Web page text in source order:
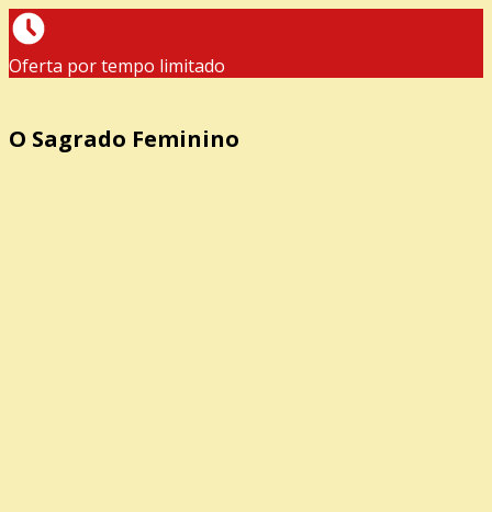
Oferta por tempo limitado
O Sagrado Feminino